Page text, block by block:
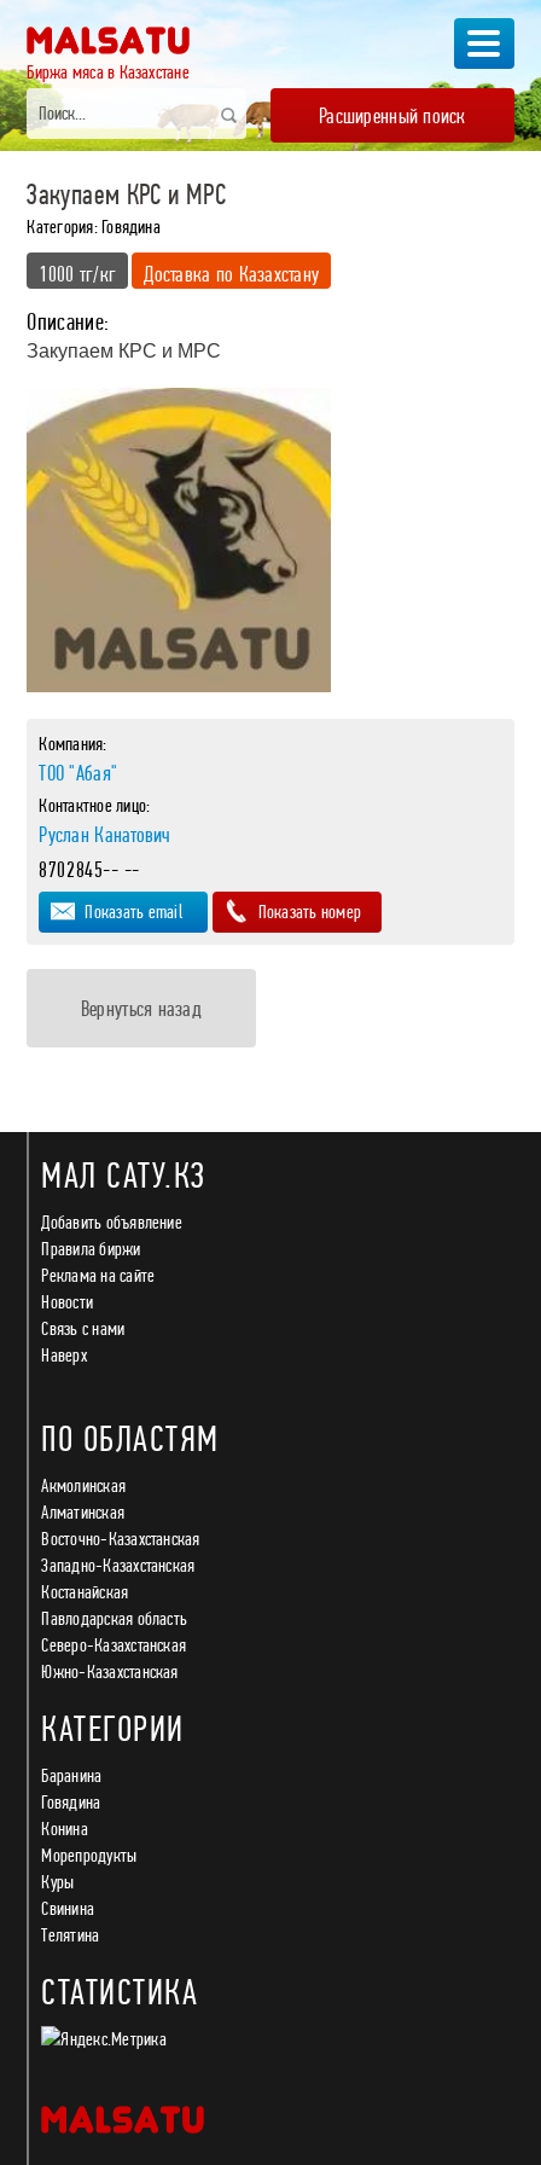
Биржа мяса в Казахстане
Расширенный поиск
Закупаем КРС и МРС
Категория: Говядина
1000 тг/кг Доставка по Казахстану
Описание:
Закупаем КРС и МРС
Компания:
ТОО "Абая"
Контактное лицо:
Руслан Канатович
8702845-- --
Показать email Показать номер
Вернуться назад
МАЛ САТУ.КЗ
Добавить объявление
Правила биржи
Реклама на сайте
Новости
Связь с нами
Наверх
ПО ОБЛАСТЯМ
Акмолинская
Алматинская
Восточно-Казахстанская
Западно-Казахстанская
Костанайская
Павлодарская область
Северо-Казахстанская
Южно-Казахстанская
КАТЕГОРИИ
Баранина
Говядина
Конина
Морепродукты
Куры
Свинина
Телятина
СТАТИСТИКА